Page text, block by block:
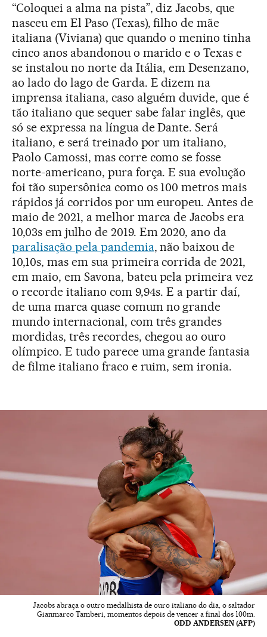
“Coloquei a alma na pista”, diz Jacobs, que
nasceu em El Paso (Texas), filho de mãe
italiana (Viviana) que quando o menino tinha
cinco anos abandonou o marido e o Texas e
se instalou no norte da Itália, em Desenzano,
ao lado do lago de Garda. E dizem na
imprensa italiana, caso alguém duvide, que é
tão italiano que sequer sabe falar inglês, que
só se expressa na língua de Dante. Será
italiano, e será treinado por um italiano,
Paolo Camossi, mas corre como se fosse
norte-americano, pura força. E sua evolução
foi tão supersônica como os 100 metros mais
rápidos já corridos por um europeu. Antes de
maio de 2021, a melhor marca de Jacobs era
10,03s em julho de 2019. Em 2020, ano da
paralisação pela pandemia, não baixou de
10,10s, mas em sua primeira corrida de 2021,
em maio, em Savona, bateu pela primeira vez
o recorde italiano com 9,94s. E a partir daí,
de uma marca quase comum no grande
mundo internacional, com três grandes
mordidas, três recordes, chegou ao ouro
olímpico. E tudo parece uma grande fantasia
de filme italiano fraco e ruim, sem ironia.
Jacobs abraça o outro medalhista de ouro italiano do dia, o saltador
Gianmarco Tamberi, momentos depois de vencer a final dos 100m.
ODD ANDERSEN (AFP)